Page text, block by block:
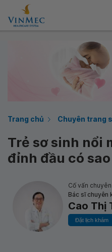
Trang chủ Chuyên trang
Trẻ sơ sinh nổi
đỉnh đầu có
Cố vấn
Bác sĩ chuyên
Cao Thị
Đặt lịch khám